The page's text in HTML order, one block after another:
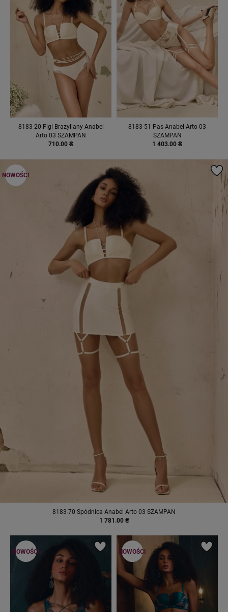
8183-20 Figi Brazyliany Anabel
Arto 03 SZAMPAN
710.00 ₴
8183-51 Pas Anabel Arto 03
SZAMPAN
1 403.00 ₴
8183-70 Spódnica Anabel Arto 03 SZAMPAN
1 781.00 ₴
NOWOŚCI
NOWOŚCI NOWOŚCI